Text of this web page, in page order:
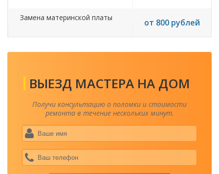
Замена материнской платы от 800 рублей
ВЫЕЗД МАСТЕРА НА ДОМ
Получи консультацию о поломки и стоимости
ремонта в течение нескольких минут.